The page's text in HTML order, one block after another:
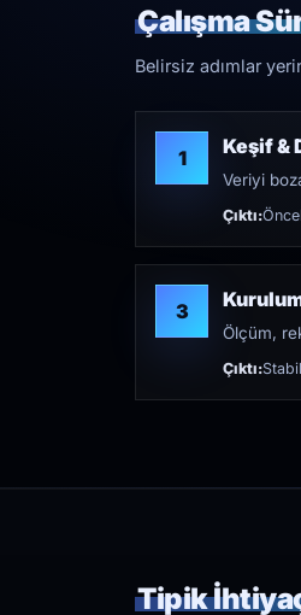
Çalışma
Belirsiz adımlar
1 Keşif &
Veriyi
Çıktı:
3
Ölçüm,
Çıktı:
Tipik